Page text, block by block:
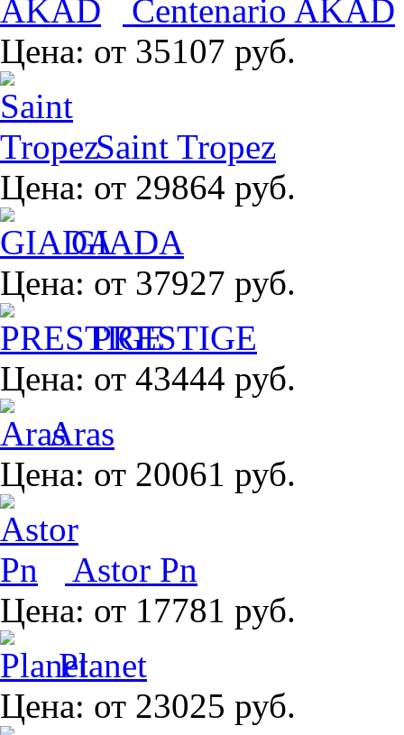
Centenario AKAD
Цена: от 35107 руб.
Saint Tropez
Цена: от 29864 руб.
GIADA
Цена: от 37927 руб.
PRESTIGE
Цена: от 43444 руб.
Aras
Цена: от 20061 руб.
Astor Pn
Цена: от 17781 руб.
Planet
Цена: от 23025 руб.